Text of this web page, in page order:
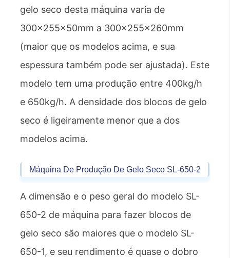
gelo seco desta máquina varia de
300×255×50mm a 300×255×260mm
(maior que os modelos acima, e sua
espessura também pode ser ajustada). Este
modelo tem uma produção entre 400kg/h
e 650kg/h. A densidade dos blocos de gelo
seco é ligeiramente menor que a dos
modelos acima.
Máquina De Produção De Gelo Seco SL-650-2
A dimensão e o peso geral do modelo SL-
650-2 de máquina para fazer blocos de
gelo seco são maiores que o modelo SL-
650-1, e seu rendimento é quase o dobro